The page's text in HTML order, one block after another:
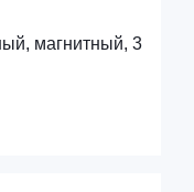
магнитный, 3